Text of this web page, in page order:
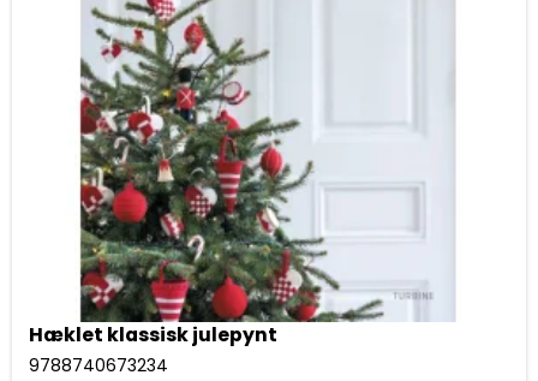
Hæklet klassisk julepynt
9788740673234